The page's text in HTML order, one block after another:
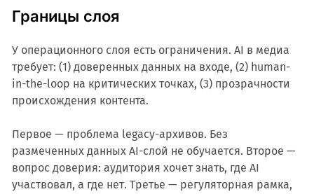
Границы слоя
У операционного слоя есть ограничения. AI в медиа
требует: (1) доверенных данных на входе, (2) human-
in-the-loop на критических точках, (3) прозрачности
происхождения контента.
Первое — проблема legacy-архивов. Без
размеченных данных AI-слой не обучается. Второе —
вопрос доверия: аудитория хочет знать, где AI
участвовал, а где нет. Третье — регуляторная рамка,